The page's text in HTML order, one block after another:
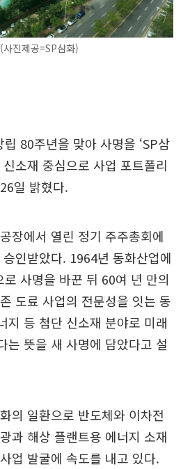
진제공=SP삼화)
80주년을 맞아 사명을 ‘SP삼
소재 중심으로 사업 포트폴리
일 밝혔다.
장에서 열린 정기 주주총회에
인받았다. 1964년 동화산업에
사명을 바꾼 뒤 60여 년 만의
도료 사업의 전문성을 잇는 동
지 등 첨단 신소재 분야로 미래
는 뜻을 새 사명에 담았다고 설
의 일환으로 반도체와 이차전
과 해상 플랜트용 에너지 소재
업 발굴에 속도를 내고 있다.